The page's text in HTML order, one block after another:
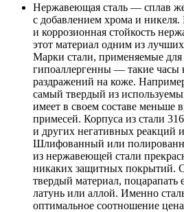
Нержавеющая сталь — сплав
с добавлением хрома и
и коррозионная стойкость
этот материал одним из
Марки стали, применяемые для
гипоаллергенны — такие часы
раздражений на коже.
самый твердый из
имеет в своем составе меньше
примесей. Корпуса из стали
и других негативных реакций
Шлифованный или
из нержавеющей стали
никаких защитных покрытий.
твердый материал, поцарапать
латунь или аллой. Именно
оптимальное соотношение